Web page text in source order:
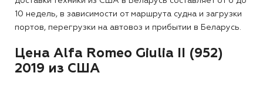
10 недель, в зависимости от маршрута судна и загрузки
портов, перегрузки на автовоз и прибытии в Беларусь.
Цена Alfa Romeo Giulia II (952)
2019 из США